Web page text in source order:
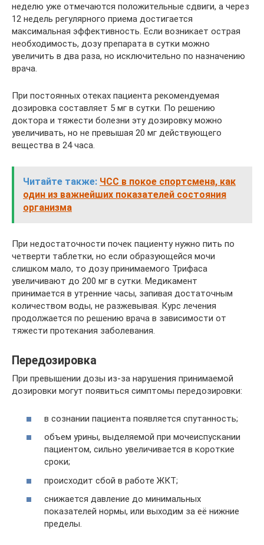
неделю уже отмечаются положительные сдвиги, а через
12 недель регулярного приема достигается
максимальная эффективность. Если возникает острая
необходимость, дозу препарата в сутки можно
увеличить в два раза, но исключительно по назначению
врача.
При постоянных отеках пациента рекомендуемая
дозировка составляет 5 мг в сутки. По решению
доктора и тяжести болезни эту дозировку можно
увеличивать, но не превышая 20 мг действующего
вещества в 24 часа.
Читайте также: ЧСС в покое спортсмена, как
один из важнейших показателей состояния
организма
При недостаточности почек пациенту нужно пить по
четверти таблетки, но если образующейся мочи
слишком мало, то дозу принимаемого Трифаса
увеличивают до 200 мг в сутки. Медикамент
принимается в утренние часы, запивая достаточным
количеством воды, не разжевывая. Курс лечения
продолжается по решению врача в зависимости от
тяжести протекания заболевания.
Передозировка
При превышении дозы из-за нарушения принимаемой
дозировки могут появиться симптомы передозировки:
в сознании пациента появляется спутанность;
объем урины, выделяемой при мочеиспускании
пациентом, сильно увеличивается в короткие
сроки;
происходит сбой в работе ЖКТ;
снижается давление до минимальных
показателей нормы, или выходим за её нижние
пределы.